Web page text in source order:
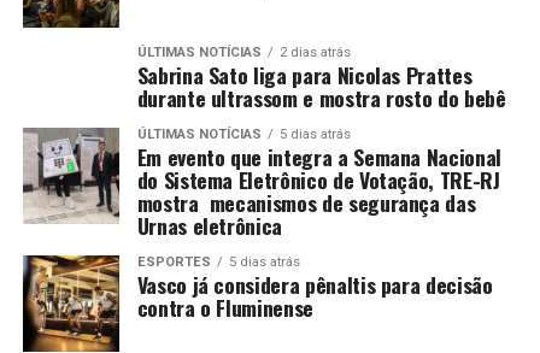
ÚLTIMAS NOTÍCIAS 2 dias atrás
Sabrina Sato liga para Nicolas Prattes
durante ultrassom e mostra rosto do bebê
ÚLTIMAS NOTÍCIAS 5 dias atrás
Em evento que integra a Semana Nacional
do Sistema Eletrônico de Votação, TRE-RJ
mostra mecanismos de segurança das
Urnas eletrônica
ESPORTES 5 dias atrás
Vasco já considera pênaltis para decisão
contra o Fluminense